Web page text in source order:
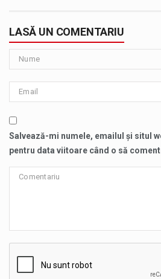
LASĂ UN COMENTARIU
Salvează-mi numele, emailul și situl
pentru data viitoare când o să